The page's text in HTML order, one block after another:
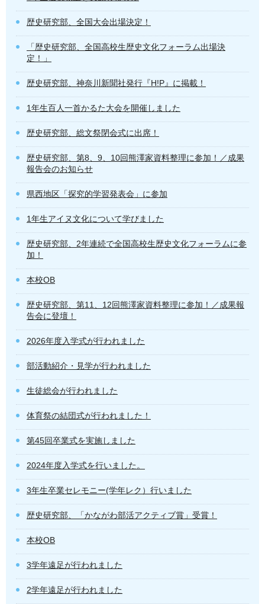
歴史研究部、全国大会出場決定！
「歴史研究部、全国高校生歴史文化フォーラム出場決
定！」
歴史研究部、神奈川新聞社発行『H!P』に掲載！
1年生百人一首かるた大会を開催しました
歴史研究部、総文祭閉会式に出席！
歴史研究部、第8、9、10回熊澤家資料整理に参加！／成果
報告会のお知らせ
県西地区「探究的学習発表会」に参加
1年生アイヌ文化について学びました
歴史研究部、2年連続で全国高校生歴史文化フォーラムに参
加！
本校OB
歴史研究部、第11、12回熊澤家資料整理に参加！／成果報
告会に登壇！
2026年度入学式が行われました
部活動紹介・見学が行われました
生徒総会が行われました
体育祭の結団式が行われました！
第45回卒業式を実施しました
2024年度入学式を行いました。
3年生卒業セレモニー(学年レク）行いました
歴史研究部、「かながわ部活アクティブ賞」受賞！
本校OB
3学年遠足が行われました
2学年遠足が行われました